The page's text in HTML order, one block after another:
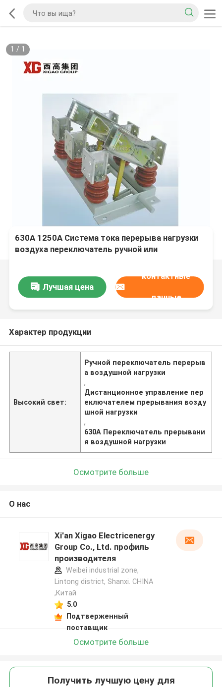
1 / 1
630A 1250A Система тока перерыва нагрузки
воздуха переключатель ручной или
Лучшая цена
контактные
данные
Характер продукции
Высокий свет:
Ручной переключатель перерыв
а воздушной нагрузки
,
Дистанционное управление пер
еключателем прерывания возду
шной нагрузки
,
630A Переключатель прерывани
я воздушной нагрузки
Осмотрите больше
О нас
Xi'an Xigao Electricenergy
Group Co., Ltd. профиль
производителя
Weibei industrial zone,
Lintong district, Shanxi. CHINA
,Китай
5.0
Подтверженный
поставщик
Осмотрите больше
Получить лучшую цену для